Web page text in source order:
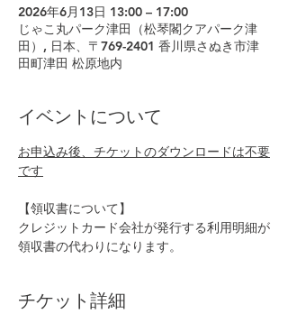
2026年6月13日 13:00 – 17:00
じゃこ丸パーク津田（松琴閣クアパーク津
田）, 日本、〒769-2401 香川県さぬき市津
田町津田 松原地内
イベントについて
お申込み後、チケットのダウンロードは不要
です
【領収書について】
クレジットカード会社が発行する利用明細が
領収書の代わりになります。
チケット詳細